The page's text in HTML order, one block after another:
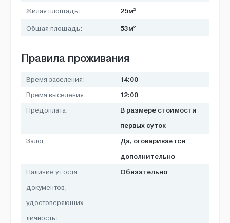
Жилая площадь: 25м2
Общая площадь: 53м2
Правила проживания
Время заселения: 14:00
Время выселения: 12:00
Предоплата:
В размере стоимости
первых суток
Залог:
Да, оговаривается
дополнительно
Наличие у гостя
документов,
удостоверяющих
личность:
Обязательно